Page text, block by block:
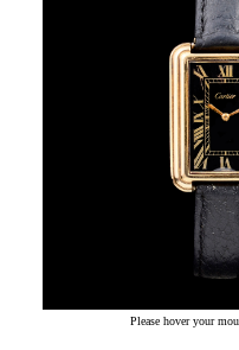
Please hover your